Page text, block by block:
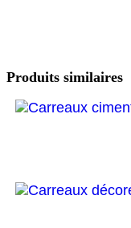
Produits similaires